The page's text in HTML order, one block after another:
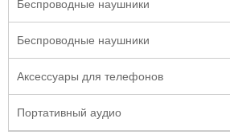
Беспроводные наушники
Беспроводные наушники
Аксессуары для телефонов
Портативный аудио